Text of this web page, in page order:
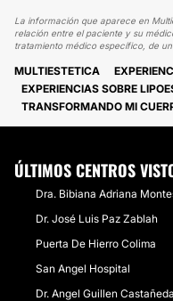
La información que aparece en
relación entre el paciente y su
tratamiento médico específico, de
MULTIESTETICA
EXPERIENCIAS SOBRE
TRANSFORMANDO MI
ÚLTIMOS CENTROS
Dra. Bibiana Adriana
Dr. José Luis Paz Zablah
Puerta De Hierro Colima
San Angel Hospital
Dr. Angel Guillen Castañeda